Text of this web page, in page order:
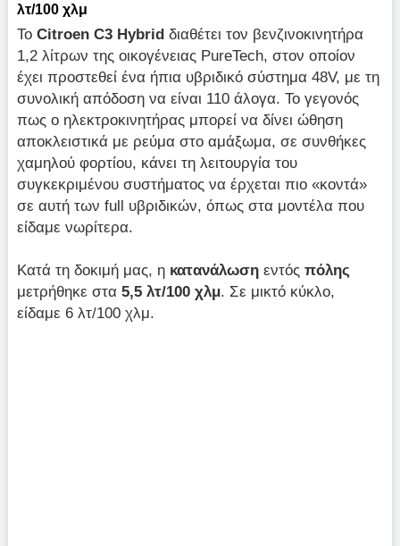
λτ/100 χλμ
ΤοCitroenC3 Hybrid διαθέτει τον βενζινοκινητήρα
1,2 λίτρων της οικογένειας PureTech, στον οποίον
έχει προστεθεί ένα ήπια υβριδικό σύστημα 48V, με τη
συνολική απόδοση να είναι 110 άλογα. Το γεγονός
πως ο ηλεκτροκινητήρας μπορεί να δίνει ώθηση
αποκλειστικά με ρεύμα στο αμάξωμα, σε συνθήκες
χαμηλού φορτίου, κάνει τη λειτουργία του
συγκεκριμένου συστήματος να έρχεται πιο «κοντά»
σε αυτή των full υβριδικών, όπως στα μοντέλα που
είδαμε νωρίτερα.
Κατά τη δοκιμή μας, η κατανάλωση εντόςπόλης
μετρήθηκε στα5,5 λτ/100 χλμ. Σε μικτό κύκλο,
είδαμε 6 λτ/100 χλμ.